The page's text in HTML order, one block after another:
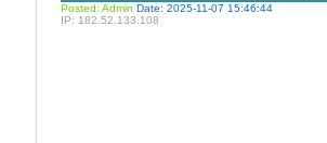
Posted: Admin Date: 2025-11-07 15:46:44
IP: 182.52.133.108